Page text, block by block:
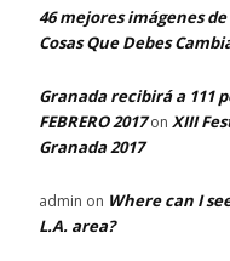
46 mejores imágenes
Cosas Que Debes
Granada recibirá a 111
FEBRERO 2017on XIII
Granada 2017
admin on Where can I
L.A. area?